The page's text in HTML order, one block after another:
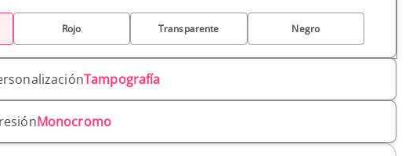
Rojo Transparente Negro
Tampografía
Monocromo